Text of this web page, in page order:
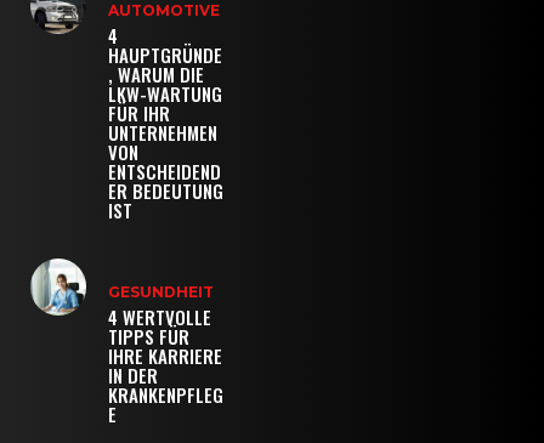
AUTOMOTIVE
4
HAUPTGRÜNDE
, WARUM DIE
LKW-WARTUNG
FÜR IHR
UNTERNEHMEN
VON
ENTSCHEIDEND
ER BEDEUTUNG
IST
GESUNDHEIT
4 WERTVOLLE
TIPPS FÜR
IHRE KARRIERE
IN DER
KRANKENPFLEG
E